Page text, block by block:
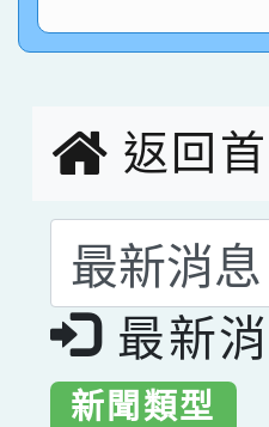
臺灣台
市賽榮
返回
選擇後
最新
新聞類型